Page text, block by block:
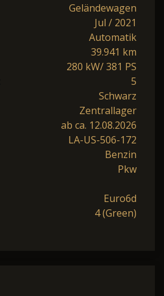
Geländewagen
Jul / 2021
Automatik
39.941 km
280 kW/ 381 PS
5
Schwarz
Zentrallager
ab ca. 12.08.2026
LA-US-506-172
Benzin
Pkw
Euro6d
4 (Green)